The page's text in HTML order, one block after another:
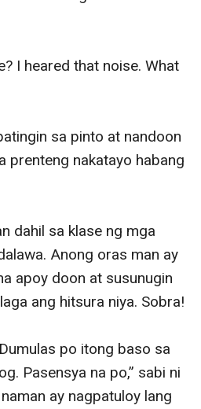
I heared that noise. What
sa pinto at nandoon
prenteng nakatayo habang
dahil sa klase ng mga
Anong oras man ay
apoy doon at susunugin
ang hitsura niya. Sobra!
po itong baso sa
Pasensya na po,” sabi ni
ay nagpatuloy lang